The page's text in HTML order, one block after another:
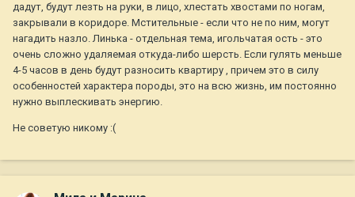
дадут, будут лезть на руки, в лицо, хлестать хвостами по ногам,
закрывали в коридоре. Мстительные - если что не по ним, могут
нагадить назло. Линька - отдельная тема, игольчатая ость - это
очень сложно удаляемая откуда-либо шерсть. Если гулять меньше
4-5 часов в день будут разносить квартиру , причем это в силу
особенностей характера породы, это на всю жизнь, им постоянно
нужно выплескивать энергию.
Не советую никому :(